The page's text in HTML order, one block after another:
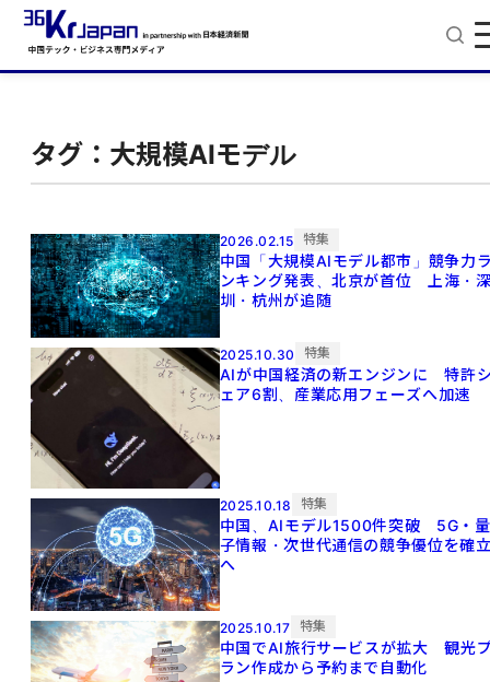
タグ：大規模AIモデル
2026.02.15 特集
中国「大規模AIモデル都市」競争力
ンキング発表、北京が首位 上海・
圳・杭州が追随
2025.10.30 特集
AIが中国経済の新エンジンに 特許
ェア6割、産業応用フェーズへ加速
2025.10.18 特集
中国、AIモデル1500件突破 5G・量
子情報・次世代通信の競争優位を確
へ
2025.10.17 特集
中国でAI旅行サービスが拡大 観光
ラン作成から予約まで自動化